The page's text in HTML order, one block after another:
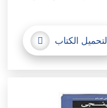
لتحميل الكتاب